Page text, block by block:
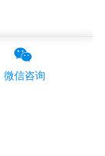
微信咨询